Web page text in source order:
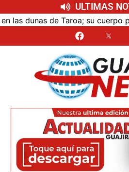
ULTIMAS
de Taroa; su cuerpo